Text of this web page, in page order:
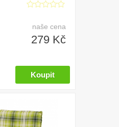
naše cena
279 Kč